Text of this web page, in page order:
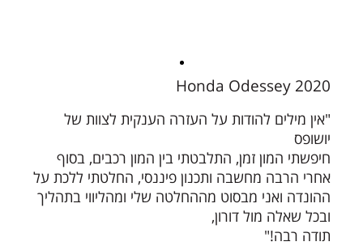
2020 Honda Odessey
"אין מילים להודות על העזרה הענקית לצוות של
יושופס
חיפשתי המון זמן, התלבטתי בין המון רכבים, בסוף
אחרי הרבה מחשבה ותכנון פיננסי, החלטתי ללכת על
ההונדה ואני מבסוט מההחלטה שלי ומהליווי בתהליך
ובכל שאלה מול דורון,
תודה רבה!"